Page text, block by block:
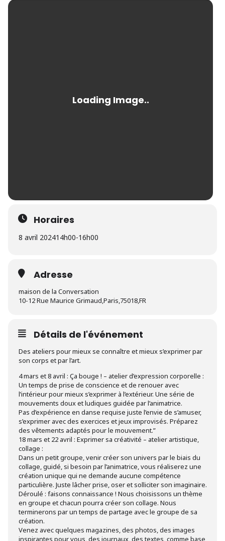
Horaires
8 avril 202414h00-16h00
Adresse
maison de la Conversation
10-12 Rue Maurice Grimaud,Paris,75018,FR
Détails de l'événement
Des ateliers pour mieux se connaître et mieux s’exprimer par
son corps et par l’art.
4 mars et 8 avril : Ça bouge ! – atelier d’expression corporelle :
Un temps de prise de conscience et de renouer avec
l’intérieur pour mieux s’exprimer à l’extérieur. Une série de
mouvements doux et ludiques guidée par l’animatrice.
Pas d’expérience en danse requise juste l’envie de s’amuser,
s’exprimer avec des exercices et jeux improvisés. Préparez
des vêtements adaptés pour le mouvement.”
18 mars et 22 avril : Exprimer sa créativité – atelier artistique,
collage :
Dans un petit groupe, venir créer son univers par le biais du
collage, guidé, si besoin par l’animatrice, vous réaliserez une
création unique qui ne demande aucune compétence
particulière. Juste lâcher prise, oser et solliciter son imaginaire.
Déroulé : faisons connaissance ! Nous choisissons un thème
en groupe et chacun pourra créer son collage. Nous
terminerons par un temps de partage avec le groupe de sa
création.
Venez avec quelques magazines, des photos, des images
inspirantes pour vous, des journaux, des textes, comme base